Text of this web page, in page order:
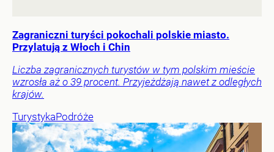
Zagraniczni turyści pokochali polskie miasto.
Przylatują z Włoch i Chin
Liczba zagranicznych turystów w tym polskim mieście
wzrosła aż o 39 procent. Przyjeżdżają nawet z odległych
krajów.
TurystykaPodróże